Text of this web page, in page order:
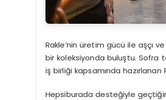
Rakle’nin üretim gücü ile aşçı
bir koleksiyonda buluştu. Sofra
iş birliği kapsamında hazırlanan
Hepsiburada desteğiyle